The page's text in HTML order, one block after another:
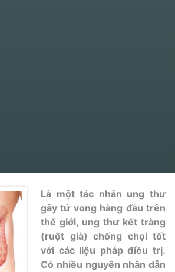
Là một tác nhân ung thư
gây tử vong hàng đầu trên
thế giới, ung thư kết tràng
(ruột già) chống chọi tốt
với các liệu pháp điều trị.
Có nhiều nguyên nhân dẫn